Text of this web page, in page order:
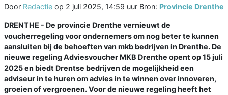
Door Redactie op 2 juli 2025, 14:59 uur Bron: Provincie Drenthe
DRENTHE - De provincie Drenthe vernieuwt de
voucherregeling voor ondernemers om nog beter te kunnen
aansluiten bij de behoeften van mkb bedrijven in Drenthe. De
nieuwe regeling Adviesvoucher MKB Drenthe opent op 15 juli
2025 en biedt Drentse bedrijven de mogelijkheid een
adviseur in te huren om advies in te winnen over innoveren,
groeien of vergroenen. Voor de nieuwe regeling heeft het